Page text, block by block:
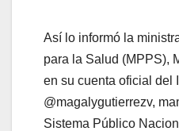
Así lo informó la
para la Salud (MPPS),
en su cuenta oficial del
@magalygutierrezv,
Sistema Público